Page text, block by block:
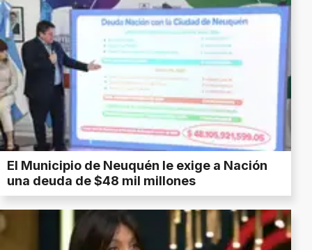
El Municipio de Neuquén le exige a Nación
una deuda de $48 mil millones